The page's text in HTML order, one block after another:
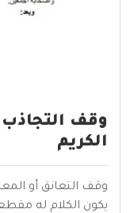
وقف التجاذب
الكريم
وقف التعانق أو
يكون الكلام له